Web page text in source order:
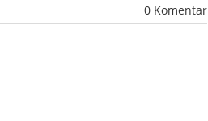
0 Komentar